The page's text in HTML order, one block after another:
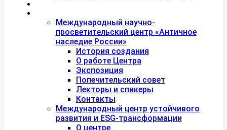
Международный научно-
просветительский центр «Античное
наследие России»
История создания
О работе Центра
Экспозиция
Попечительский совет
Лекторы и спикеры
Контакты
Международный центр устойчивого
развития и ESG-трансформации
О центре